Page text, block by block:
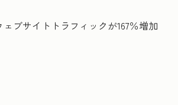
ブサイトトラフィックが167％増加